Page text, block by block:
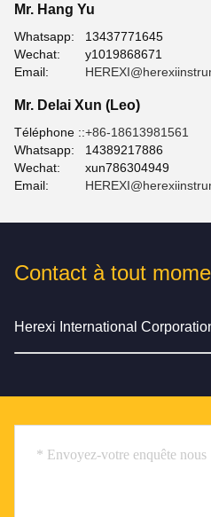
Mr. Hang Yu
Whatsapp:
13437771645
Wechat:
y1019868671
Email:
Mr. Delai Xun (Leo)
Téléphone ::+86-18613981561
Whatsapp:
14389217886
Wechat:
xun786304949
Email:
Contact à tout
Herexi International